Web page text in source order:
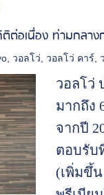
อเนื่อง ท่ามกลา
วอลโว่ วอลโว่ คาร์
วอลโว่
มากถึง
จากปี
ตอบรับ
(เพิ่มขึ้